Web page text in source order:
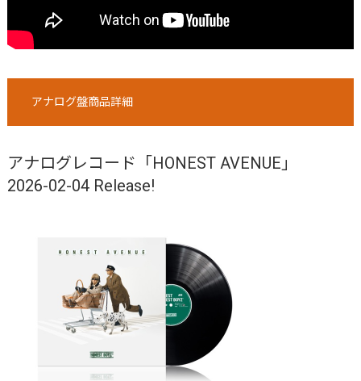
アナログ盤商品詳細
アナログレコード「HONEST AVENUE」
2026-02-04 Release!